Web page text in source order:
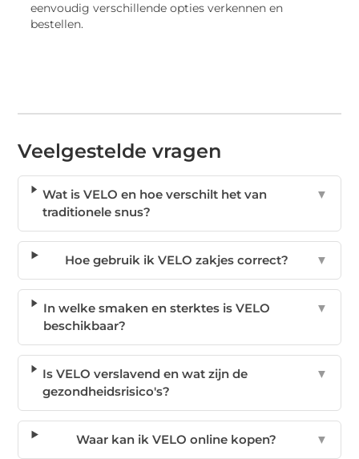
eenvoudig verschillende opties verkennen en
bestellen.
Veelgestelde vragen
Wat is VELO en hoe verschilt het van
traditionele snus?
▼
Hoe gebruik ik VELO zakjes correct? ▼
In welke smaken en sterktes is VELO
beschikbaar?
▼
Is VELO verslavend en wat zijn de
gezondheidsrisico's?
▼
Waar kan ik VELO online kopen? ▼